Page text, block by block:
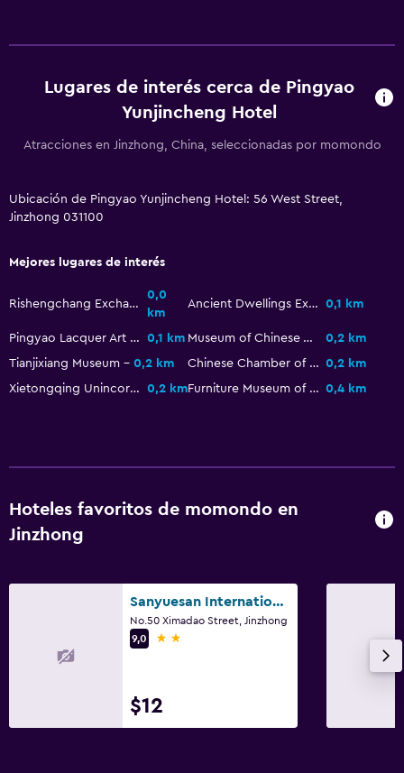
Lavandería
Habitación
Vista al patio interior
Lugares de interés cerca de Pingyao
Yunjincheng Hotel
Atracciones en Jinzhong, China, seleccionadas por momondo
Ubicación de Pingyao Yunjincheng Hotel: 56 West Street,
Jinzhong 031100
Mejores lugares de interés
Rishengchang Exchange Shop
0,0
km
Ancient Dwellings Expo Garden 0,1 km
Pingyao Lacquer Art Museums 0,1 km Museum of Chinese Weishengchang Ancient Bank
0,2 km
Tianjixiang Museum
0,2 km Chinese Chamber of Commerce Museum 0,2 km
Xietongqing Unincorporated Bank Museum
0,2 km Furniture Museum of the Shaanxi Rich 0,4 km
Hoteles favoritos de momondo en
Jinzhong
Sanyuesan International Youth Hostel
No.50 Ximadao Street, Jinzhong
9,0
2 estrellas
$12